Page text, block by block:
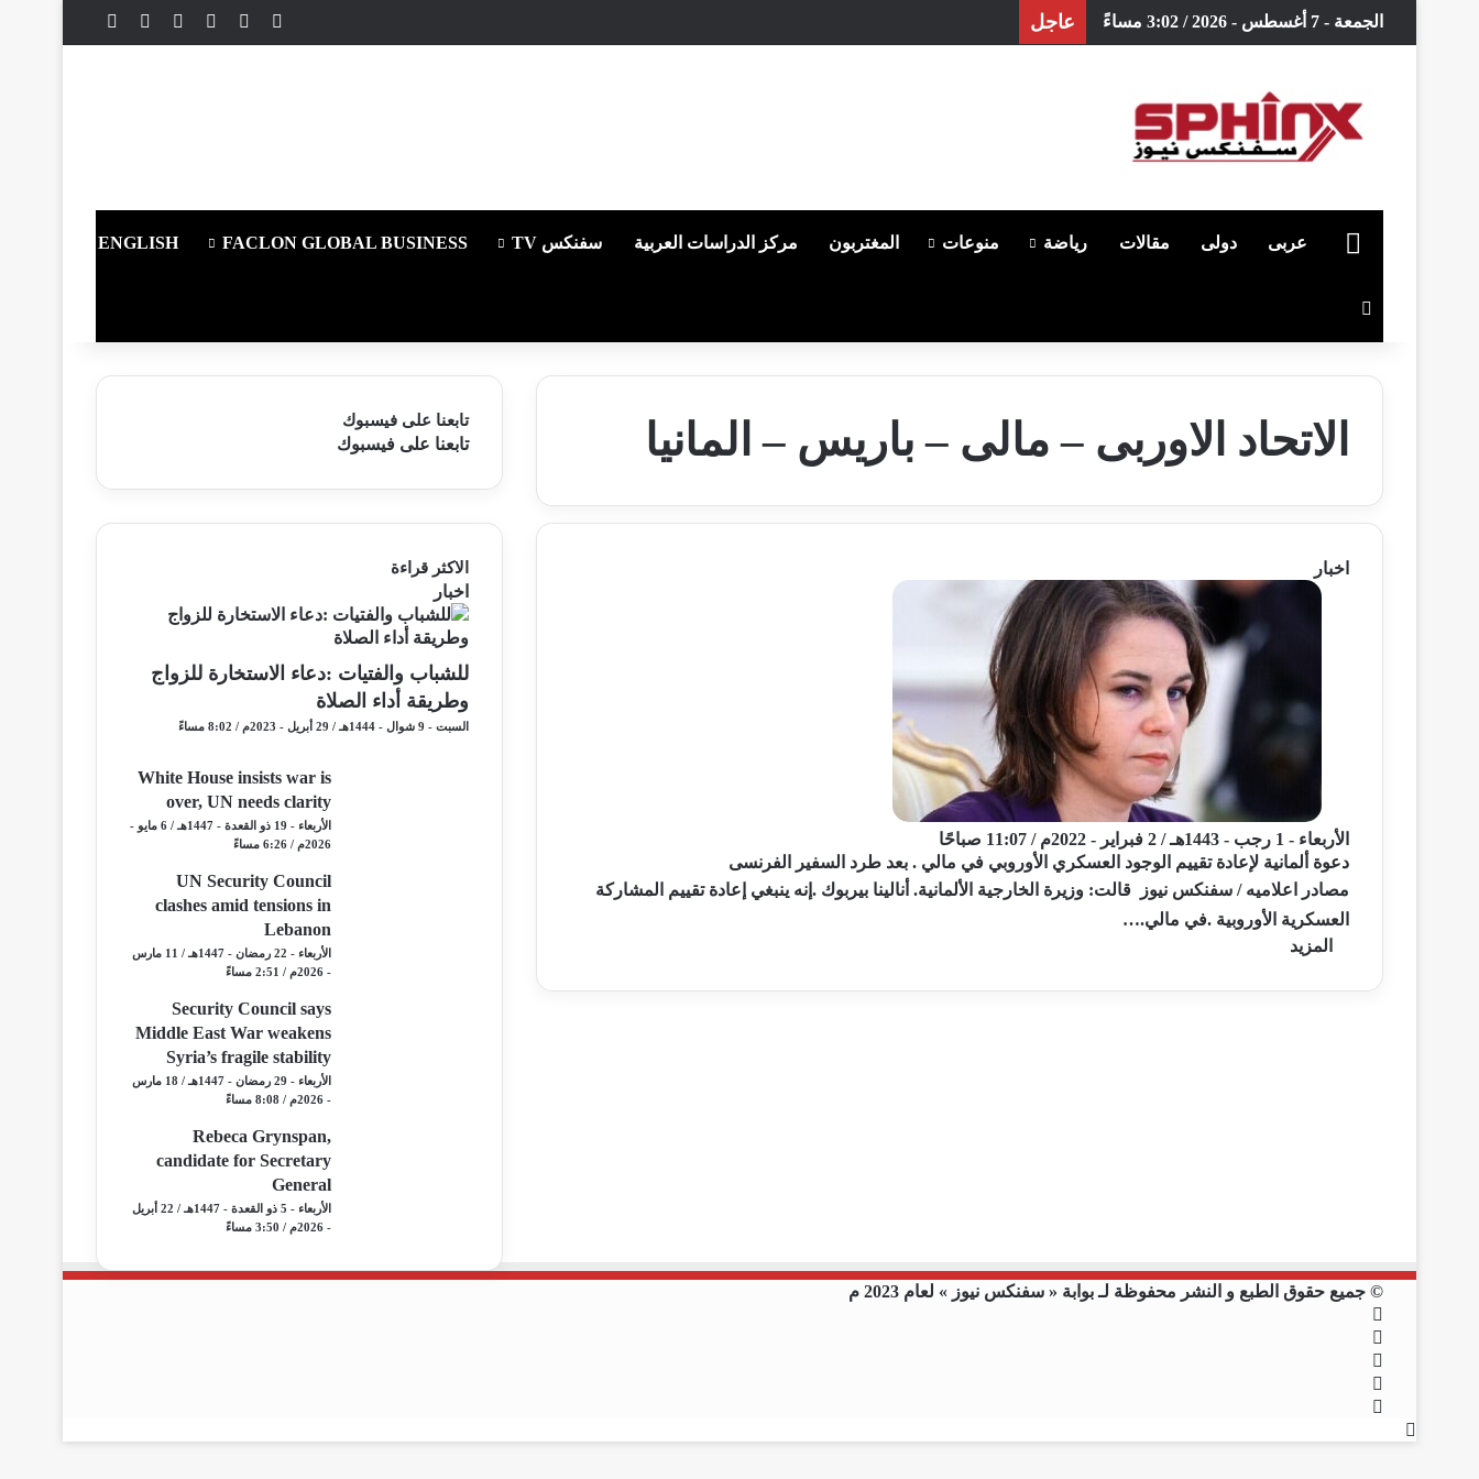
الجمعة - 7 أغسطس - 2026 / 3:02 مساءً عاجل فيسبوك يوتيوبانستقرامملخص الموقع RSS
الرئيسية
عربى دولى مقالات رياضة منوعات المغتربون مركز الدراسات العربية سفنكس TV FACLON GLOBAL BUSINESS
ENGLISH
الاتحاد الاوربى – مالى – باريس – المانيا
اخبار
الأربعاء - 1 رجب - 1443هـ / 2 فبراير - 2022م / 11:07 صباحًا
دعوة ألمانية لإعادة تقييم الوجود العسكري الأوروبي في مالي . بعد طرد السفير الفرنسى
مصادر اعلاميه / سفنكس نيوز قالت: وزيرة الخارجية الألمانية. أنالينا بيربوك .إنه ينبغي إعادة تقييم المشاركة
العسكرية الأوروبية .في مالي.…
المزيد
تابعنا على فيسبوك
تابعنا على فيسبوك
الاكثر قراءة
اخبار
للشباب والفتيات :دعاء الاستخارة للزواج
وطريقة أداء الصلاة
السبت - 9 شوال - 1444هـ / 29 أبريل - 2023م / 8:02 مساءً
White House insists war is
over, UN needs clarity
الأربعاء - 19 ذو القعدة - 1447هـ / 6 مايو -
2026م / 6:26 مساءً
UN Security Council
clashes amid tensions in
Lebanon
الأربعاء - 22 رمضان - 1447هـ / 11 مارس
- 2026م / 2:51 مساءً
Security Council says
Middle East War weakens
Syria’s fragile stability
الأربعاء - 29 رمضان - 1447هـ / 18 مارس
- 2026م / 8:08 مساءً
Rebeca Grynspan,
candidate for Secretary
General
الأربعاء - 5 ذو القعدة - 1447هـ / 22 أبريل
- 2026م / 3:50 مساءً
© جميع حقوق الطبع و النشر محفوظة لـ بوابة « سفنكس نيوز » لعام 2023 م